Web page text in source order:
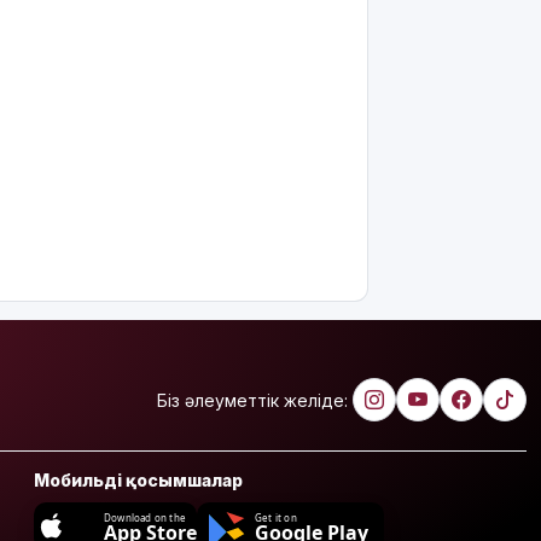
Біз әлеуметтік желіде:
Мобильді қосымшалар
Download on the
App Store
Get it on
Google Play